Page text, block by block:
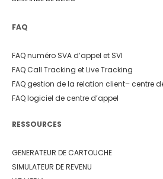
FAQ
FAQ numéro SVA d’appel et SVI
FAQ Call Tracking et Live Tracking
FAQ gestion de la relation client– centre
FAQ logiciel de centre d’appel
RESSOURCES
GENERATEUR DE CARTOUCHE
SIMULATEUR DE REVENU